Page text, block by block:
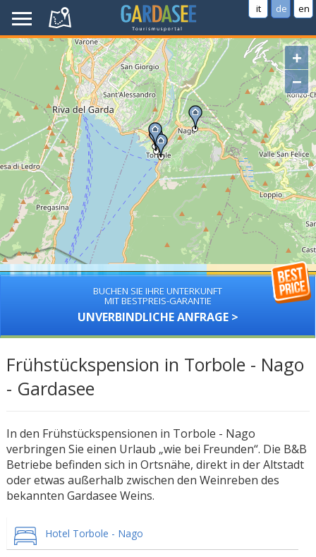
it de en
+
−
BUCHEN SIE IHRE UNTERKUNFT
MIT BESTPREIS-GARANTIE
UNVERBINDLICHE ANFRAGE >
Frühstückspension in Torbole - Nago
- Gardasee
In den Frühstückspensionen in Torbole - Nago
verbringen Sie einen Urlaub „wie bei Freunden“. Die B&B
Betriebe befinden sich in Ortsnähe, direkt in der Altstadt
oder etwas außerhalb zwischen den Weinreben des
bekannten Gardasee Weins.
Hotel Torbole - Nago